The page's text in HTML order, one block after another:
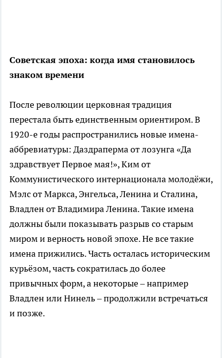
Советская эпоха: когда имя становилось
знаком времени
После революции церковная традиция
перестала быть единственным ориентиром. В
1920-е годы распространились новые имена-
аббревиатуры: Даздраперма от лозунга «Да
здравствует Первое мая!», Ким от
Коммунистического интернационала молодёжи,
Мэлс от Маркса, Энгельса, Ленина и Сталина,
Владлен от Владимира Ленина. Такие имена
должны были показывать разрыв со старым
миром и верность новой эпохе. Не все такие
имена прижились. Часть осталась историческим
курьёзом, часть сократилась до более
привычных форм, а некоторые – например
Владлен или Нинель – продолжили встречаться
и позже.